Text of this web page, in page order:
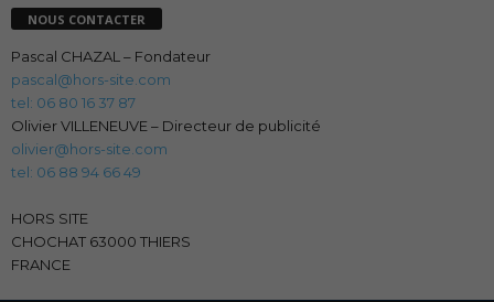
NOUS CONTACTER
Pascal CHAZAL – Fondateur
pascal@hors-site.com
tel: 06 80 16 37 87
Olivier VILLENEUVE – Directeur de publicité
olivier@hors-site.com
tel: 06 88 94 66 49
HORS SITE
CHOCHAT 63000 THIERS
FRANCE